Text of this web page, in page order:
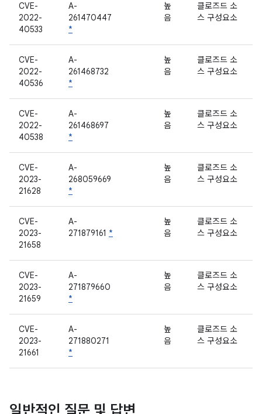
CVE-
2022-
40533
A-
261470447
*
높
음
클로즈드 소
스 구성요소
CVE-
2022-
40536
A-
261468732
*
높
음
클로즈드 소
스 구성요소
CVE-
2022-
40538
A-
261468697
*
높
음
클로즈드 소
스 구성요소
CVE-
2023-
21628
A-
268059669
*
높
음
클로즈드 소
스 구성요소
CVE-
2023-
21658
A-
271879161 *
높
음
클로즈드 소
스 구성요소
CVE-
2023-
21659
A-
271879660
*
높
음
클로즈드 소
스 구성요소
CVE-
2023-
21661
A-
271880271
*
높
음
클로즈드 소
스 구성요소
일반적인 질문 및 답변